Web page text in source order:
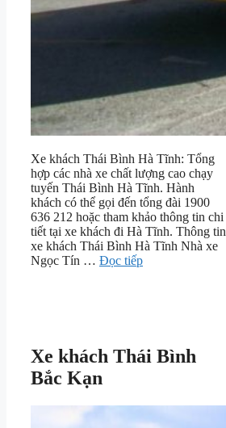
Xe khách Thái Bình Hà Tĩnh: Tổng
hợp các nhà xe chất lượng cao chạy
tuyến Thái Bình Hà Tĩnh. Hành
khách có thể gọi đến tổng đài 1900
636 212 hoặc tham khảo thông tin chi
tiết tại xe khách đi Hà Tĩnh. Thông tin
xe khách Thái Bình Hà Tĩnh Nhà xe
Ngọc Tín … Đọc tiếp
Xe khách Thái Bình
Bắc Kạn